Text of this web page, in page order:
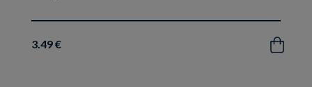
3.49 € Acquista